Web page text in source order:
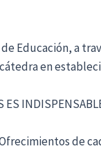
de Educación, a
en
ES
de